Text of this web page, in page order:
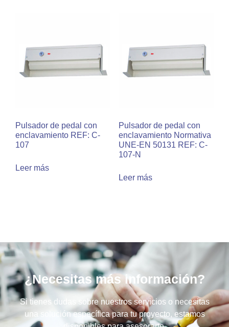
Pulsador de pedal con
enclavamiento REF: C-
107
Leer más
Pulsador de pedal con
enclavamiento Normativa
UNE-EN 50131 REF: C-
107-N
Leer más
¿Necesitas más información?
Si tienes dudas sobre nuestros servicios o necesitas
una solución específica para tu proyecto, estamos